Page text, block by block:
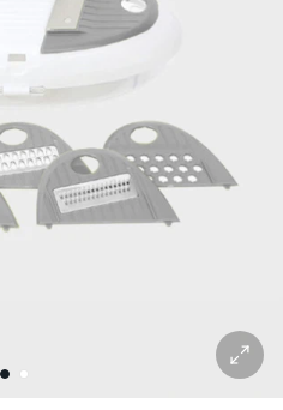
1 2
확대 보기